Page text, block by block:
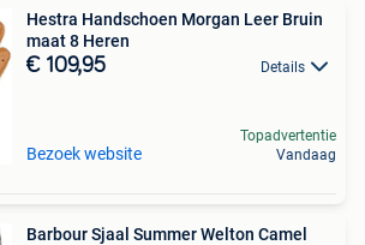
Hestra Handschoen Morgan Leer Bruin
maat 8 Heren
€ 109,95 Details
Bezoek website
Topadvertentie
Vandaag
Barbour Sjaal Summer Welton Camel